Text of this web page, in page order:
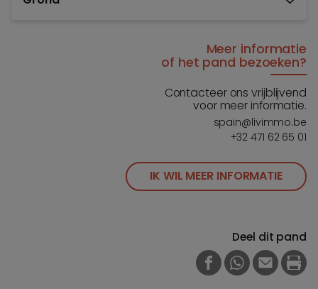
Meer informatie
of het pand bezoeken?
Contacteer ons vrijblijvend
voor meer informatie.
spain@livimmo.be
+32 471 62 65 01
IK WIL MEER INFORMATIE
Deel dit pand
FACEBOOK
WHATSAPP
E-MAIL